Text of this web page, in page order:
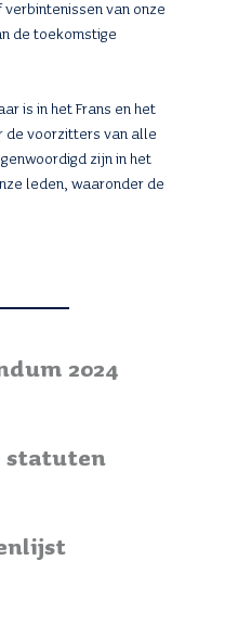
van onze
de toekomstige
is in het Frans en het
de voorzitters van alle
zijn in het
leden, waaronder de
2024
statuten